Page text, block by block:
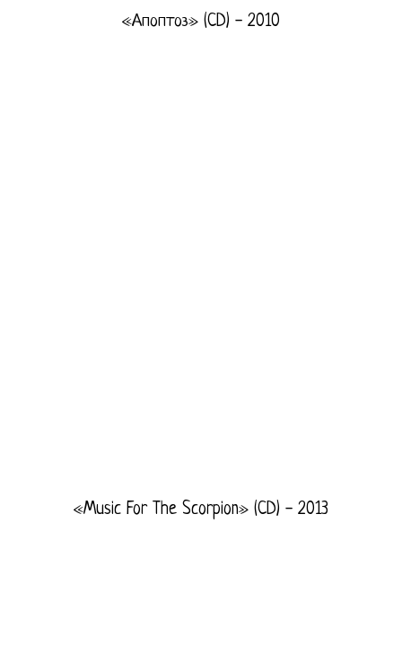
«Апоптоз» (CD) - 2010
«Music For The Scorpion» (CD) - 2013